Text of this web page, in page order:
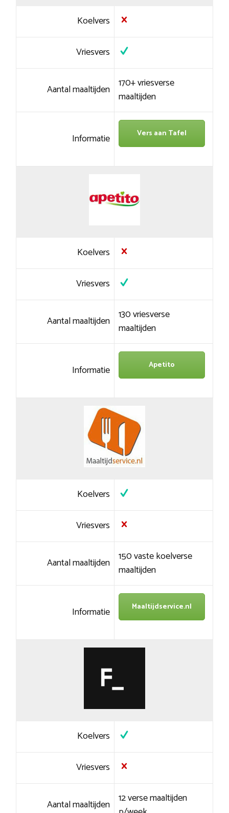
Koelvers
Vriesvers
Aantal maaltijden 170+ vriesverse
maaltijden
Informatie Vers aan Tafel
Koelvers
Vriesvers
Aantal maaltijden 130 vriesverse
maaltijden
Informatie Apetito
Koelvers
Vriesvers
Aantal maaltijden 150 vaste koelverse
maaltijden
Informatie Maaltijdservice.nl
Koelvers
Vriesvers
Aantal maaltijden 12 verse maaltijden